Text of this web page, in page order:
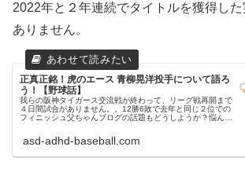
2022年と２年連続でタイトルを獲得し
ありません。
正真正銘！虎のエース 青柳晃洋投手について語ろ
う！【野球話】
我らの阪神タイガース交流戦が終わって、リーグ戦再開まで
４日間試合がありません。。12勝6敗で去年と同じ２位での
フィニッシュ父ちゃんブログの話題もどうしようか？悩んで
asd-adhd-baseball.com